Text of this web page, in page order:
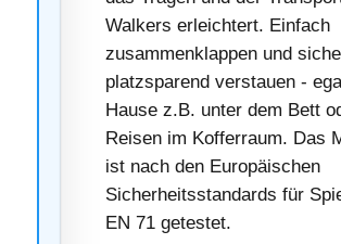
Walkers erleichtert. Einfach
zusammenklappen und
platzsparend verstauen -
Hause z.B. unter dem Bett
Reisen im Kofferraum. Das
ist nach den Europäischen
Sicherheitsstandards für
EN 71 getestet.